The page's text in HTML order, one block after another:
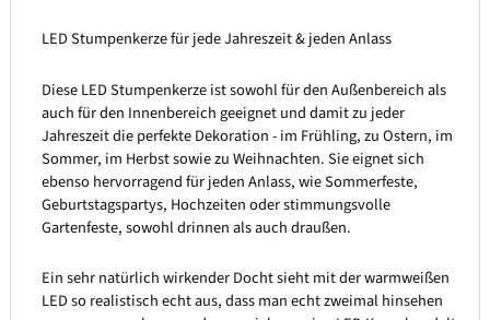
LED Stumpenkerze für jede Jahreszeit & jeden Anlass
Diese LED Stumpenkerze ist sowohl für den Außenbereich als
auch für den Innenbereich geeignet und damit zu jeder
Jahreszeit die perfekte Dekoration - im Frühling, zu Ostern, im
Sommer, im Herbst sowie zu Weihnachten. Sie eignet sich
ebenso hervorragend für jeden Anlass, wie Sommerfeste,
Geburtstagspartys, Hochzeiten oder stimmungsvolle
Gartenfeste, sowohl drinnen als auch draußen.
Ein sehr natürlich wirkender Docht sieht mit der warmweißen
LED so realistisch echt aus, dass man echt zweimal hinsehen